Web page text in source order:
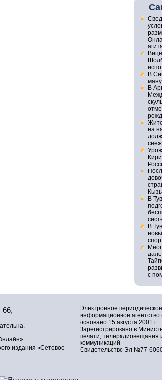
В
В
на
В
В
с
66,
издания «Сетевое
Электронное
информационное агентство
основано 15 августа 2001 г.
Зарегистрировано в
печати, телерадиовещания
коммуникаций.
Свидетельство Эл №77-